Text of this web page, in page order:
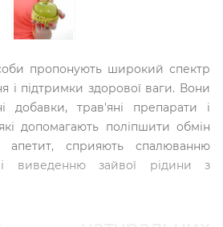
пропонують широкий спектр
і підтримки здорової ваги. Вони
добавки, трав'яні препарати і
допомагають поліпшити обмін
апетит, сприяють спалюванню
виведенню зайвої рідини з